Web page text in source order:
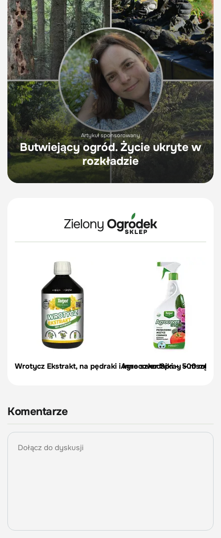
Artykuł sponsorowany
Butwiejący ogród. Życie ukryte w
rozkładzie
Wrotycz Ekstrakt, na pędraki i inne szkodniki – 500 ml
Agrocover Spray –
Komentarze